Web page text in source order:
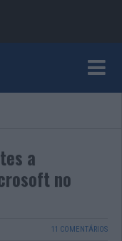
a
no
11 COMENTÁRIOS